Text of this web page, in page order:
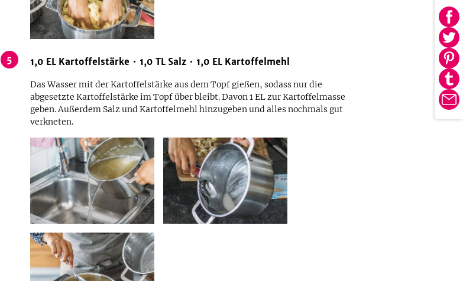
E-
5 1,0 EL Kartoffelstärke 1,0 TL Salz 1,0 EL Kartoffelmehl
Das Wasser mit der Kartoffelstärke aus dem Topf gießen, sodass nur die
abgesetzte Kartoffelstärke im Topf über bleibt. Davon 1 EL zur Kartoffelmasse
geben. Außerdem Salz und Kartoffelmehl hinzugeben und alles nochmals gut
verkneten.